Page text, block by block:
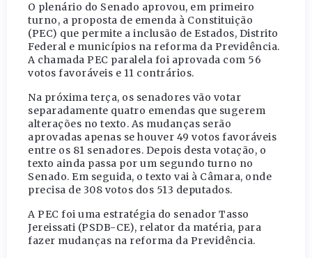
O plenário do Senado aprovou, em primeiro
turno, a proposta de emenda à Constituição
(PEC) que permite a inclusão de Estados, Distrito
Federal e municípios na reforma da Previdência.
A chamada PEC paralela foi aprovada com 56
votos favoráveis e 11 contrários.
Na próxima terça, os senadores vão votar
separadamente quatro emendas que sugerem
alterações no texto. As mudanças serão
aprovadas apenas se houver 49 votos favoráveis
entre os 81 senadores. Depois desta votação, o
texto ainda passa por um segundo turno no
Senado. Em seguida, o texto vai à Câmara, onde
precisa de 308 votos dos 513 deputados.
A PEC foi uma estratégia do senador Tasso
Jereissati (PSDB-CE), relator da matéria, para
fazer mudanças na reforma da Previdência.